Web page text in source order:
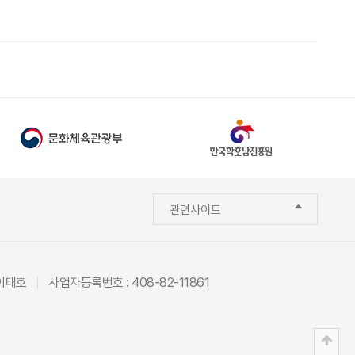
관련사이트
태호
사업자등록번호 : 408-82-11861
상